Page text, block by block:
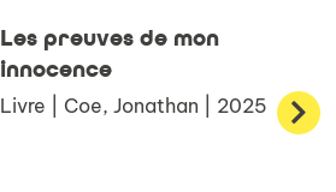
Les preuves de mon
innocence
Livre | Coe, Jonathan | 2025